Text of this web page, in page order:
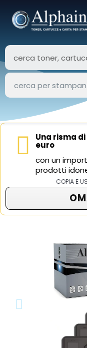
Una risma
euro
con un
prodotti
COPIA E